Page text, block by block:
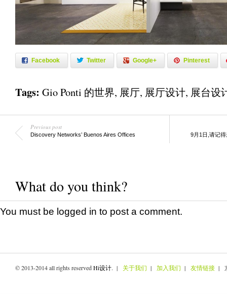
Facebook Twitter Google+ Pinterest
Tags: Gio Ponti 的世界, 展厅, 展厅设计, 展台设
Previous post
Discovery Networks’ Buenos Aires Offices 9月1日,请记得
What do you think?
You must be logged in to post a comment.
© 2013-2014 all rights reservedHi设计. | 关于我们 | 加入我们 | 友情链接 |